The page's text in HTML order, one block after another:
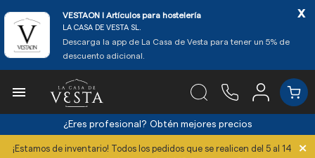
VESTAON l Artículos para hostelería
LA CASA DE VESTA SL.
Descarga la app de La Casa de Vesta para tener un 5% de
descuento adicional.
x

¿Eres profesional? Obtén mejores precios
¡Estamos de inventario! Todos los pedidos que se realicen del 5 al 14
×